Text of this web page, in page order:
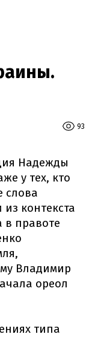
93
Надежды
у тех, кто
слова
контекста
в правоте
Владимир
ореол
типа